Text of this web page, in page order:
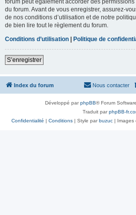
du forum. Avant de vous enregistrer, assurez-
de nos conditions d’utilisation et de notre
de bien lire tout le règlement du forum.
Conditions d’utilisation | Politique de
S’enregistrer
Index du forum Nous contacter
Développé parphpBB® Forum
Traduit parphpBB-
Confidentialité | Conditions| Style parbuzuc| Images